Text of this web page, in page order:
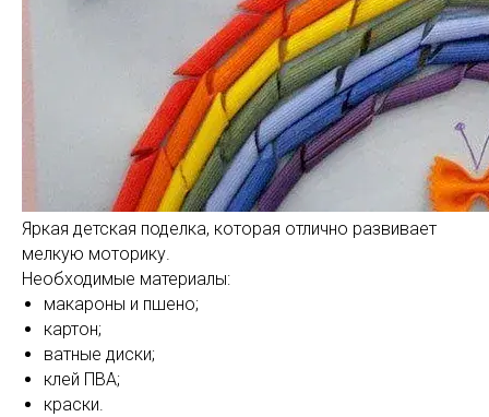
Яркая детская поделка, которая отлично развивает
мелкую моторику.
Необходимые материалы:
макароны и пшено;
картон;
ватные диски;
клей ПВА;
краски.